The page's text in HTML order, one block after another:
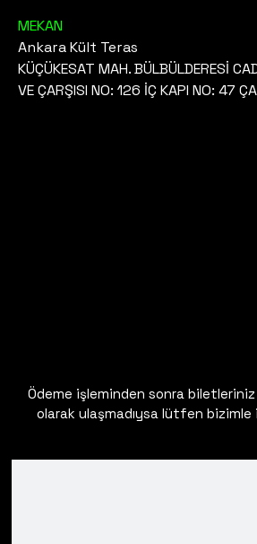
MEKAN
Ankara Kült Teras
KÜÇÜKESAT MAH. BÜLBÜLDERESİ
VE ÇARŞISI NO: 126 İÇ KAPI NO: 47
Ödeme işleminden sonra
olarak ulaşmadıysa lütfen